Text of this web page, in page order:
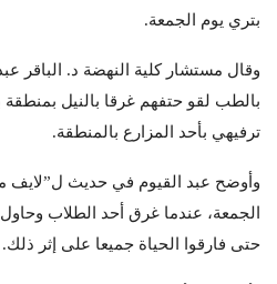
بتري يوم الجمعة.
بالطب لقو حتفهم غرقا بالنيل بمنطقة
ترفيهي بأحد المزارع بالمنطقة.
وأوضح عبد القيوم في حديث ل”لايف
الجمعة، عندما غرق أحد الطلاب وحاول
حتى فارقوا الحياة جميعا على إثر ذلك.